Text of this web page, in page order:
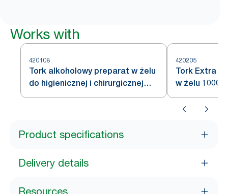
Works with
420108
Tork alkoholowy preparat w żelu
do higienicznej i chirurgicznej
dezynfekcji rąk
420205
Tork Extra
w żelu 1000
Product specifications
Delivery details
Resources